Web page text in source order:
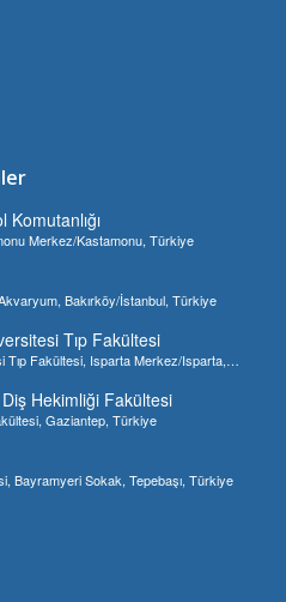
Merkez/Kastamonu, Türkiye
Bakırköy/İstanbul, Türkiye
Tıp Fakültesi
Tıp Fakültesi, Isparta Merkez/Isparta,
Hekimliği Fakültesi
Gaziantep, Türkiye
Bayramyeri Sokak, Tepebaşı, Türkiye